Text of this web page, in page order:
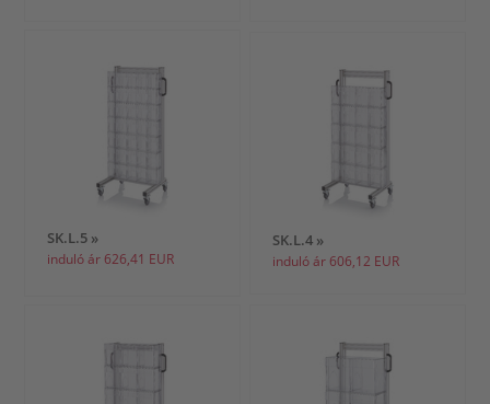
SK.L.5 »
induló ár 626,41 EUR
SK.L.4 »
induló ár 606,12 EUR